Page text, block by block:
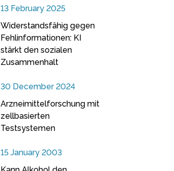
13 February 2025
Widerstandsfähig gegen
Fehlinformationen: KI
stärkt den sozialen
Zusammenhalt
30 December 2024
Arzneimittelforschung mit
zellbasierten
Testsystemen
15 January 2003